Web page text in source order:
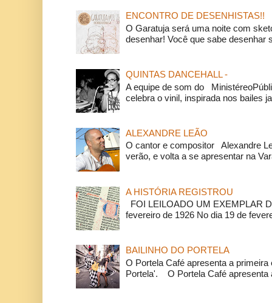
ENCONTRO DE DESENHISTAS!!
O Garatuja será uma noite com
desenhar! Você que sabe desenhar
QUINTAS DANCEHALL -
A equipe de som do
celebra o vinil, inspirada nos bailes
ALEXANDRE LEÃO
O cantor e compositor Alexandre
verão, e volta a se apresentar na
A HISTÓRIA REGISTROU
FOI LEILOADO UM EXEMPLAR
fevereiro de 1926 No dia 19 de
BAILINHO DO PORTELA
O Portela Café apresenta a
Portela'. O Portela Café apresenta